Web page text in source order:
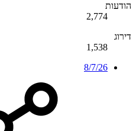
הודעות
2,774
דירוג
1,538
8/7/26